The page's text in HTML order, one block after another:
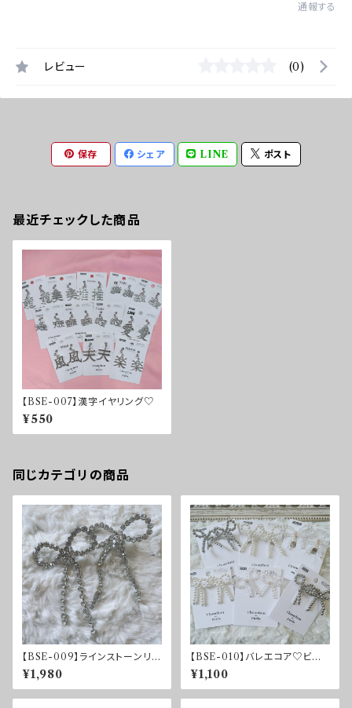
通報する
レビュー (0)
保存 シェア LINE ポスト
最近チェックした商品
【BSE-007】漢字イヤリング♡
¥550
同じカテゴリの商品
【BSE-009】ラインストーンリボ
ンイヤリング
¥1,980
【BSE-010】バレエコア♡ビー
ズリボンイヤリング
¥1,100